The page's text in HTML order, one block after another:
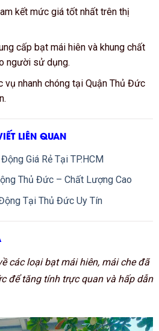
kết mức giá tốt nhất trên thị
cấp bạt mái hiên và khung chất
người sử dụng.
vụ nhanh chóng tại Quận Thủ Đức
LIÊN QUAN
Giá Rẻ Tại TP.HCM
Thủ Đức – Chất Lượng Cao
Tại Thủ Đức Uy Tín
các loại bạt mái hiên, mái che đã
để tăng tính trực quan và hấp dẫn